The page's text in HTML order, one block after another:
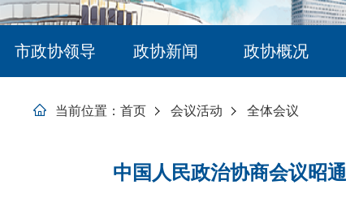
作
引
市政协领导 政协新闻 政协概况
当前位置： 首页 会议活动 全体会议
中国人民政治协商会议昭